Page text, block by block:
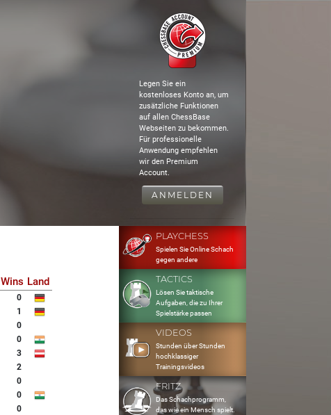
Legen Sie ein
kostenloses Konto an, um
zusätzliche Funktionen
auf allen ChessBase
Webseiten zu bekommen.
Für professionelle
Anwendung empfehlen
wir den Premium
Account.
ANMELDEN
Wins Land
0
1
0
0
3
2
0
0
0
PLAYCHESS
Spielen Sie Online Schach
gegen andere
TACTICS
Lösen Sie taktische
Aufgaben, die zu Ihrer
Spielstärke passen
VIDEOS
Stunden über Stunden
hochklassiger
Trainingsvideos
FRITZ
Das Schachprogramm,
das wie ein Mensch spielt.